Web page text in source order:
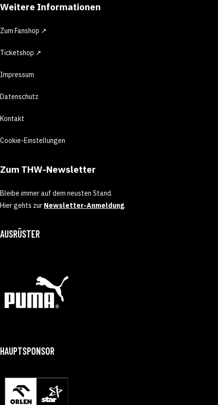
Weitere Informationen
Zum Fanshop ↗
Ticketshop ↗
Impressum
Datenschutz
Kontakt
Cookie-Einstellungen
Zum THW-Newsletter
Bleibe immer auf dem neusten Stand.
Hier gehts zur Newsletter-Anmeldung.
AUSRÜSTER
HAUPTSPONSOR